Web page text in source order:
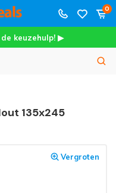
0
keuzehulp! ▶
135x245
Vergroten